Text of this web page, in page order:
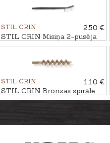
STIL CRIN
2.50 €
STIL CRIN Misiņa 2-pusēja
birstīte
STIL CRIN
1.10 €
STIL CRIN Bronzas spirāle
kal. 5,6mm